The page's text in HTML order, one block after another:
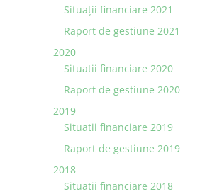
Situaţii financiare 2021
Raport de gestiune 2021
2020
Situatii financiare 2020
Raport de gestiune 2020
2019
Situatii financiare 2019
Raport de gestiune 2019
2018
Situatii financiare 2018